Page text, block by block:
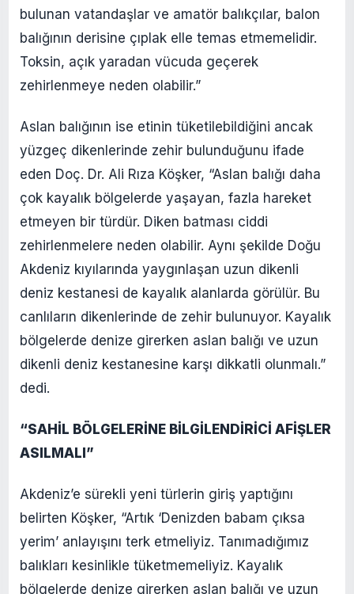
bulunan vatandaşlar ve amatör balıkçılar, balon
balığının derisine çıplak elle temas etmemelidir.
Toksin, açık yaradan vücuda geçerek
zehirlenmeye neden olabilir.”
Aslan balığının ise etinin tüketilebildiğini ancak
yüzgeç dikenlerinde zehir bulunduğunu ifade
eden Doç. Dr. Ali Rıza Köşker, “Aslan balığı daha
çok kayalık bölgelerde yaşayan, fazla hareket
etmeyen bir türdür. Diken batması ciddi
zehirlenmelere neden olabilir. Aynı şekilde Doğu
Akdeniz kıyılarında yaygınlaşan uzun dikenli
deniz kestanesi de kayalık alanlarda görülür. Bu
canlıların dikenlerinde de zehir bulunuyor. Kayalık
bölgelerde denize girerken aslan balığı ve uzun
dikenli deniz kestanesine karşı dikkatli olunmalı.”
dedi.
“SAHİL BÖLGELERİNE BİLGİLENDİRİCİ AFİŞLER
ASILMALI”
Akdeniz’e sürekli yeni türlerin giriş yaptığını
belirten Köşker, “Artık ‘Denizden babam çıksa
yerim’ anlayışını terk etmeliyiz. Tanımadığımız
balıkları kesinlikle tüketmemeliyiz. Kayalık
bölgelerde denize girerken aslan balığı ve uzun